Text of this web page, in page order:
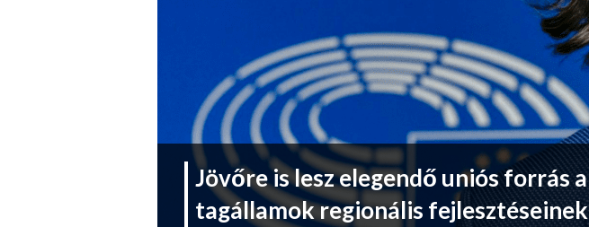
Jövőre is lesz elegendő uniós forrás a
tagállamok regionális fejlesztéseinek